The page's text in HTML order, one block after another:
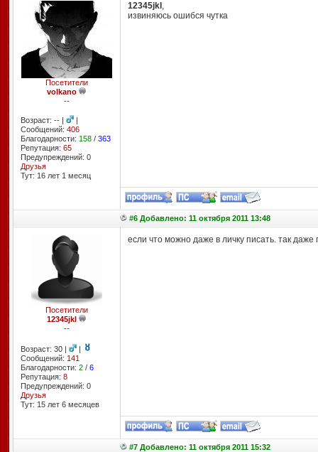
Посетители
volkano
--
Возраст: -- |
|
Сообщений: 406
Благодарности: 158/ 363
Репутация: 65
Предупреждений: 0
Друзья
Тут: 16 лет 1 месяц
12345jkl ,
извиняюсь ошибся чутка
#6 Добавлено: 11 октября 2011 13:48
Посетители
12345jkl
--
Возраст: 30 |
|
Сообщений: 141
Благодарности: 2/ 6
Репутация: 8
Предупреждений: 0
Друзья
Тут: 15 лет 6 месяцев
если что можно даже в личку писать. так
#7 Добавлено: 11 октября 2011 15:32